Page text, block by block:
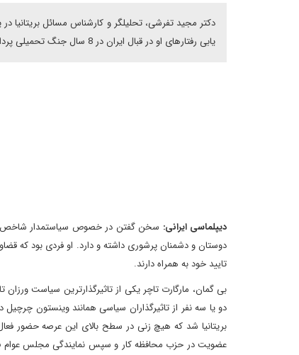
دکتر مجید تفرشی، تحلیلگر و کارشناس مسائل
یابی رفتارهای او در قبال ایران در 8 سال جنگ تحمیلی پرداخت
دیپلماسی ایرانی: سخن گفتن در خصوص سیاستمدار شاخص و
دوستان و دشمنان پرشوری داشته و دارد. او فردی بود که
تایید خود به همراه دارند.
بی گمان، مارگارت تاچر یکی از تاثیرگذارترین سیاست
دو یا سه نفر از تاثیرگذاران سیاسی همانند وینستون
بریتانیا شد که هیچ زنی در سطح بالای این عرصه حضور
عضویت در حزب محافظه کار و سپس نمایندگی مجلس عوام